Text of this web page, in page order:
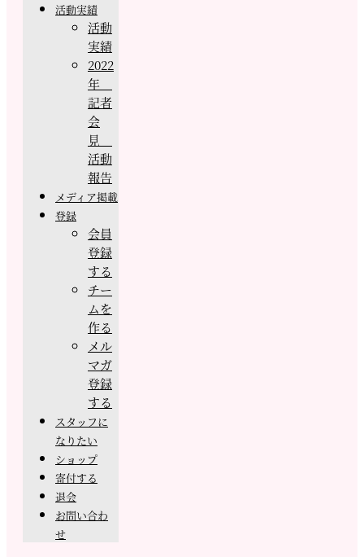
活動実績
活動
実績
2022
年
記者
会
見
活動
報告
メディア掲載
登録
会員
登録
する
チー
ムを
作る
メル
マガ
登録
する
スタッフに
なりたい
ショップ
寄付する
退会
お問い合わ
せ